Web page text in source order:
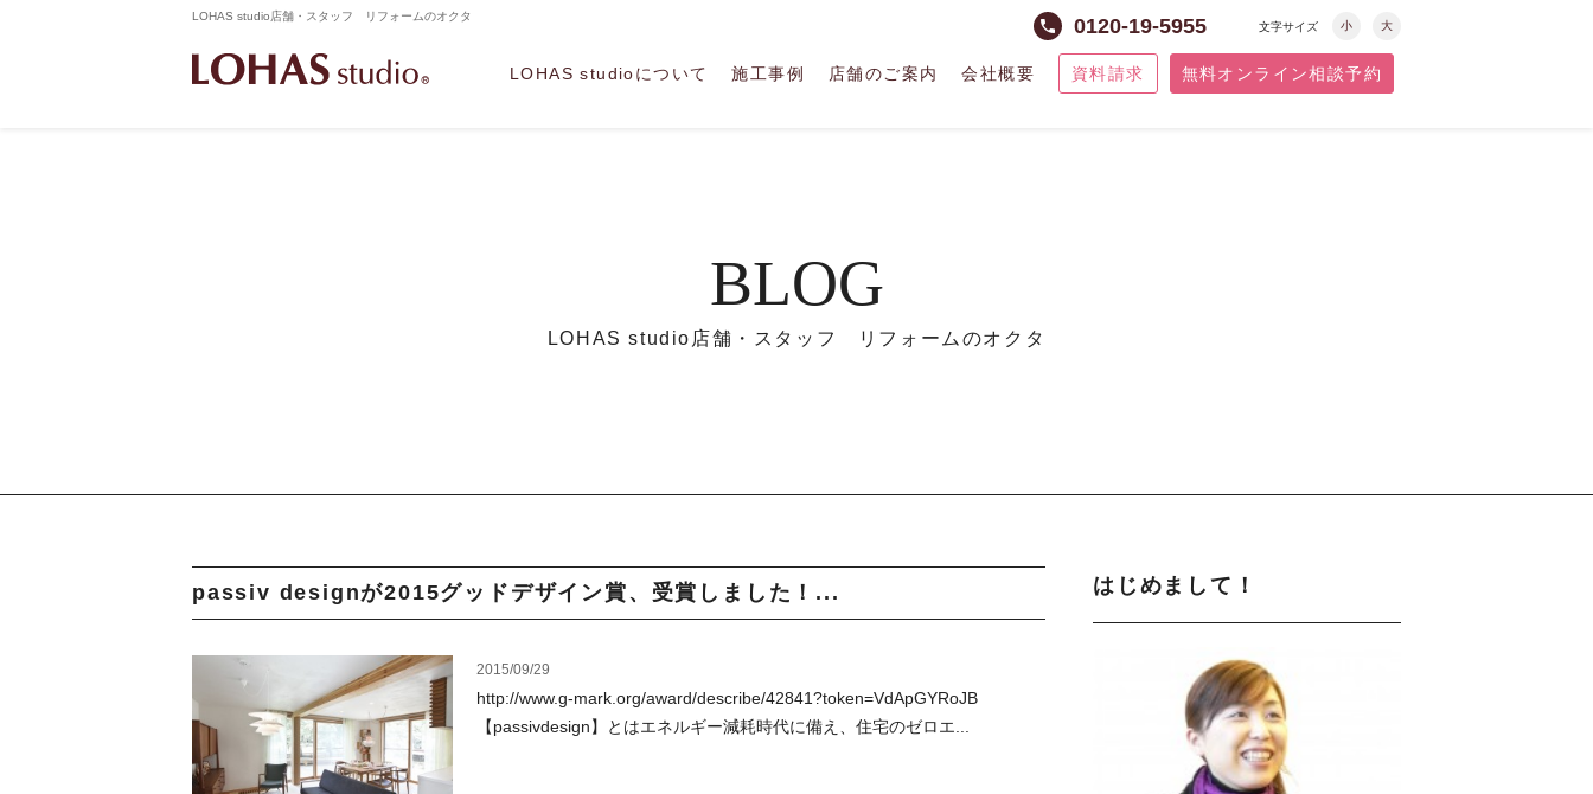
LOHAS studio店舗・スタッフ リフォームのオクタ
phone 0120-19-5955 文字サイズ 小 大
LOHAS studioについて 施工事例 店舗のご案内 会社概要 資料請求 無料オンライン相談予約
BLOG
LOHAS studio店舗・スタッフ リフォームのオクタ
passiv designが2015グッドデザイン賞、受賞しました！...
2015/09/29
http://www.g-mark.org/award/describe/42841?token=VdApGYRoJB
【passivdesign】とはエネルギー減耗時代に備え、住宅のゼロエ...
はじめまして！